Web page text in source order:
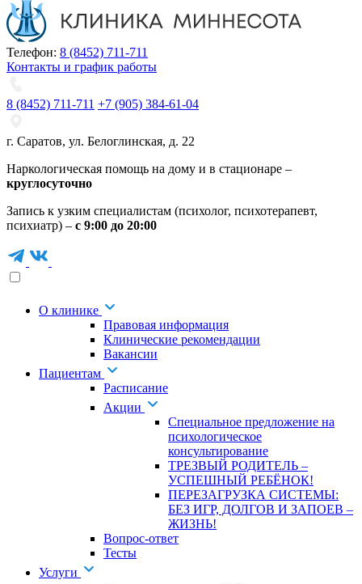
Телефон: 8 (8452) 711-711
Контакты и график работы
8 (8452) 711-711 +7 (905) 384-61-04
г. Саратов, ул. Белоглинская, д. 22
Наркологическая помощь на дому и в стационаре –
круглосуточно
Запись к узким специалистам (психолог, психотерапевт,
психиатр) – с 9:00 до 20:00
О клинике
Правовая информация
Клинические рекомендации
Вакансии
Пациентам
Расписание
Акции
Специальное предложение на
психологическое
консультирование
ТРЕЗВЫЙ РОДИТЕЛЬ –
УСПЕШНЫЙ РЕБЁНОК!
ПЕРЕЗАГРУЗКА СИСТЕМЫ:
БЕЗ ИГР, ДОЛГОВ И ЗАПОЕВ –
ЖИЗНЬ!
Вопрос-ответ
Тесты
Услуги